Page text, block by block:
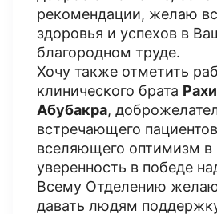
рекомендации, желаю
здоровья и успехов в
благородном труде.
Хочу также отметить
клинического брата
Абубакра,
встречающего
вселяющего оптимизм в
уверенность в победе
Всему Отделению
давать людям